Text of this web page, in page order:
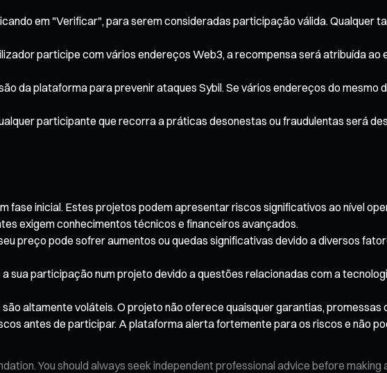
em "Verificar", para serem consideradas participação válida. Qualquer
participe com vários endereços Web3, a recompensa será atribuída ao
da plataforma para prevenir ataques Sybil. Se vários endereços do mesmo
participante que recorra a práticas desonestas ou fraudulentas será
fase inicial. Estes projetos podem apresentar riscos significativos ao nível
exigem conhecimentos técnicos e financeiros avançados.
preço pode sofrer aumentos ou quedas significativas devido a diversos
sua participação num projeto devido a questões relacionadas com a
altamente voláteis. O projeto não oferece quaisquer garantias, promessas
antes de participar. A plataforma alerta fortemente para os riscos e não
You should always seek independent professional advice before making